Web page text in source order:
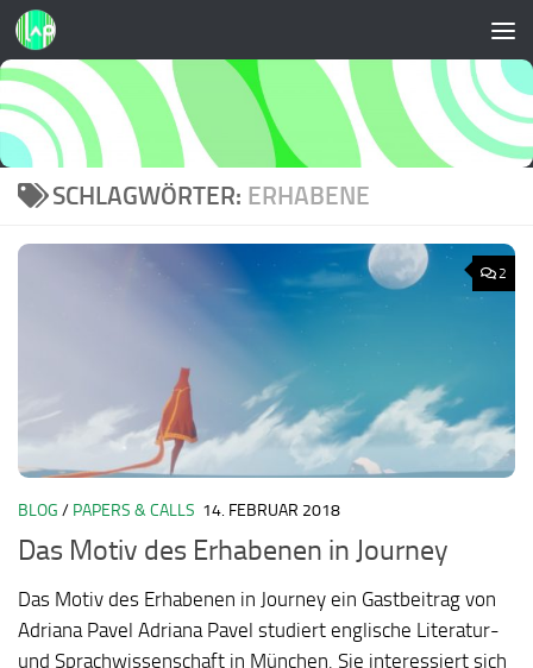
Zum Inhalt springen
SCHLAGWÖRTER: ERHABENE
2
BLOG / PAPERS & CALLS 14. FEBRUAR 2018
Das Motiv des Erhabenen in Journey
Das Motiv des Erhabenen in Journey ein Gastbeitrag von
Adriana Pavel Adriana Pavel studiert englische Literatur-
und Sprachwissenschaft in München. Sie interessiert sich